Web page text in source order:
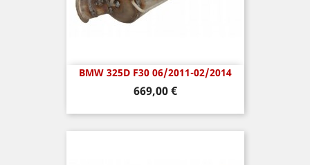
BMW 325D F30 06/2011-02/2014
Prix
669,00 €